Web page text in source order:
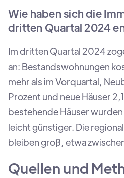
Wie haben sich die
dritten Quartal 2024
Im dritten Quartal 2024
an: Bestandswohnungen
mehr als im Vorquartal,
Prozent und neue Häuser
bestehende Häuser
leicht günstiger. Die
bleiben groß, etwa
Quellen und